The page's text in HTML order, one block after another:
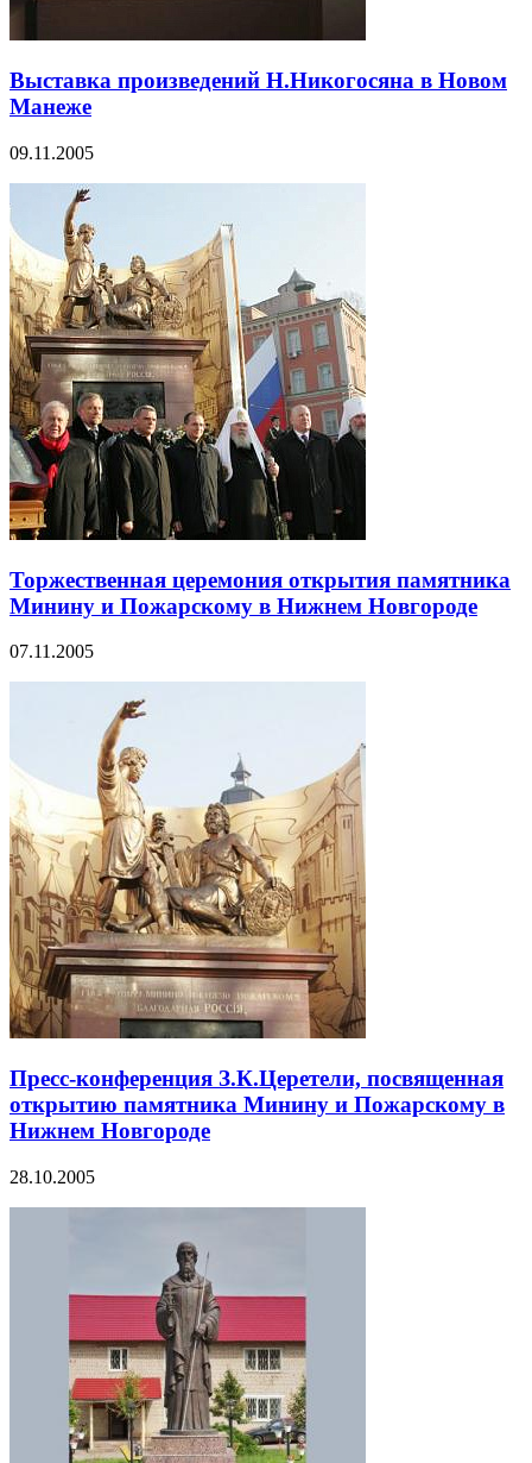
Выставка произведений Н.Никогосяна в Новом
Манеже
09.11.2005
Торжественная церемония открытия памятника
Минину и Пожарскому в Нижнем Новгороде
07.11.2005
Пресс-конференция З.К.Церетели, посвященная
открытию памятника Минину и Пожарскому в
Нижнем Новгороде
28.10.2005